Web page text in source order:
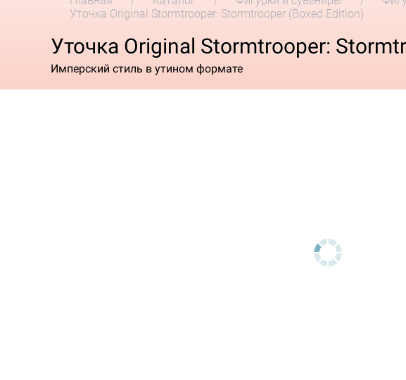
Уточка Original Stormtrooper: Stormtrooper (Boxed Edition)
Уточка Original Stormtrooper:
Имперский стиль в утином формате